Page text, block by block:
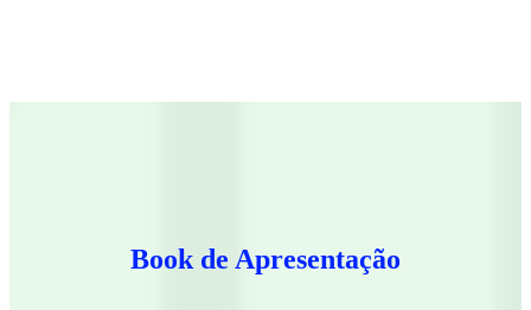
Book de Apresentação